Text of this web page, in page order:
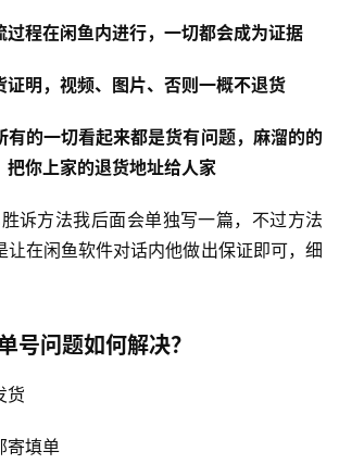
过程在闲鱼内进行，一切都会成为证据
证明，视频、图片、否则一概不退货
有的一切看起来都是货有问题，麻溜的的
把你上家的退货地址给人家
诉方法我后面会单独写一篇，不过方法
让在闲鱼软件对话内他做出保证即可，细
号问题如何解决？
货
寄填单